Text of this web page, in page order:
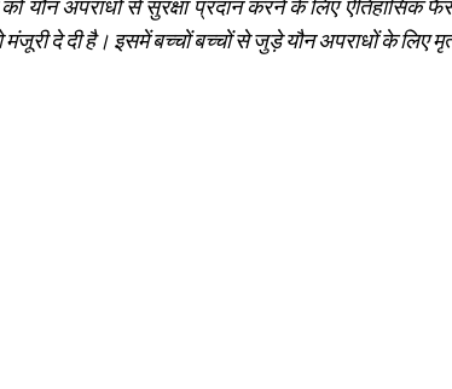
को यौन अपराधों से सुरक्षा प्रदान करने के लिए ऐतिहासिक
दे दी है। इसमें बच्‍चों बच्‍चों से जुड़े यौन अपराधों के लिए